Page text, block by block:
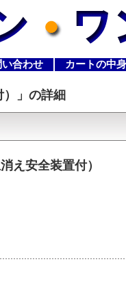
い合わせ カートの中身
」の詳細
え安全装置付）